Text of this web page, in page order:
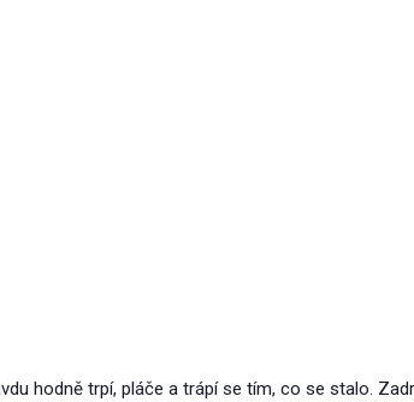
hodně trpí, pláče a trápí se tím, co se stalo.